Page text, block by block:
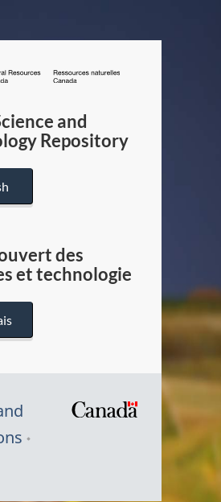
/
Canada
and
Repository
des
et technologie
Symbole